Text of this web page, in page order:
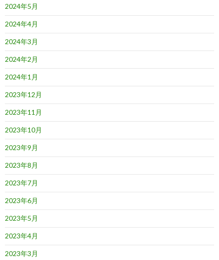
2024年5月
2024年4月
2024年3月
2024年2月
2024年1月
2023年12月
2023年11月
2023年10月
2023年9月
2023年8月
2023年7月
2023年6月
2023年5月
2023年4月
2023年3月